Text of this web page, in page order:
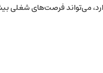
می‌تواند فرصت‌های شغلی